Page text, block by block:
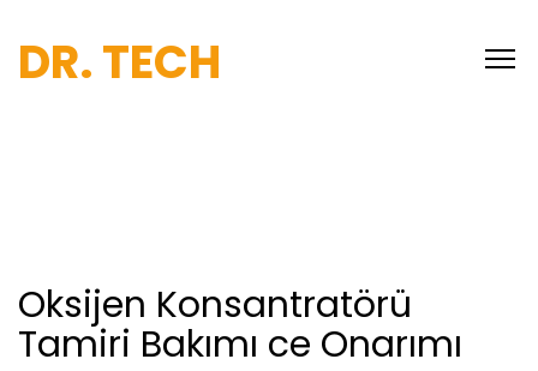
DR. TECH
Oksijen Konsantratörü
Tamiri Bakımı ce Onarımı